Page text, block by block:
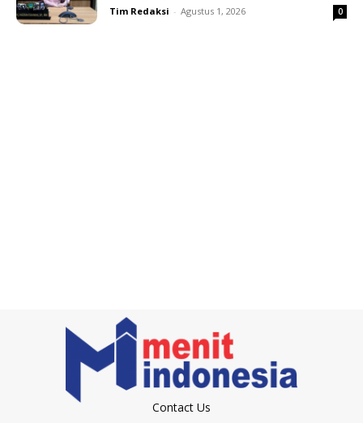
Tim Redaksi - Agustus 1, 2026 0
Contact Us